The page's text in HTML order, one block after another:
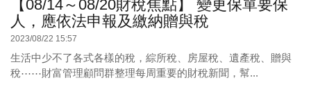
【08/14～08/20財稅焦點】 變更保單要保
人，應依法申報及繳納贈與稅
2023/08/22 15:57
生活中少不了各式各樣的稅，綜所稅、房屋稅、遺產稅、贈與
稅⋯⋯財富管理顧問群整理每周重要的財稅新聞，幫...